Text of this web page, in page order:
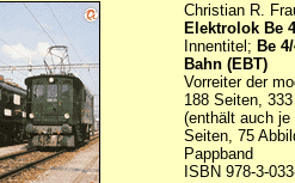
Christian R.
Elektrolok Be
Innentitel; Be
Bahn (EBT)
Vorreiter der
188 Seiten,
(enthält auch je
Seiten, 75
Pappband
ISBN 978-3-